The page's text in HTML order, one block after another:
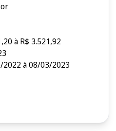
à R$ 3.521,92
à 08/03/2023